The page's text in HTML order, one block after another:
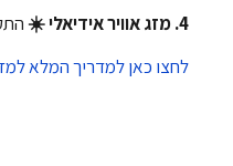
4. מזג אוויר אידיאלי ☀️
לחצו כאן למדריך המלא